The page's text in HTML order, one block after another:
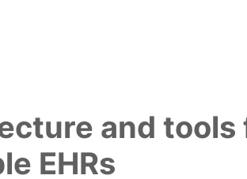
and tools
EHRs